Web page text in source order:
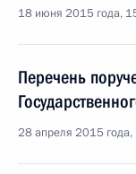
18 июня 2015 года,
Перечень
28 апреля 2015